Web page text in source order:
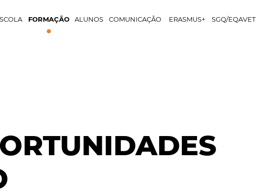
FORMAÇÃO ALUNOS COMUNICAÇÃO ERASMUS+ SGQ/EQAVET